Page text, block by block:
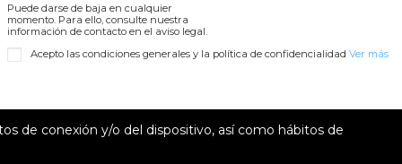
Puede darse de baja en cualquier
momento. Para ello, consulte nuestra
información de contacto en el aviso legal.
Acepto las condiciones generales y la política de confidencialidad Ver más
de conexión y/o del dispositivo, así como hábitos de